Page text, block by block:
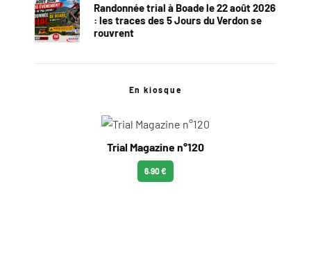
Randonnée trial à Boade le 22 août 2026
: les traces des 5 Jours du Verdon se
rouvrent
En kiosque
Trial Magazine n°120
6.90 €